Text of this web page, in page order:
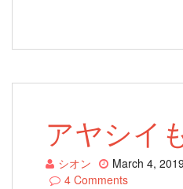
アヤシイ
シオン March 4, 2019
4 Comments